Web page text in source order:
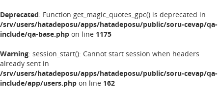
Deprecated: Function get_magic_quotes_gpc() is deprecated in
/srv/users/hatadeposu/apps/hatadeposu/public/soru-cevap/qa-
include/qa-base.php on line 1175
Warning: session_start(): Cannot start session when headers
already sent in
/srv/users/hatadeposu/apps/hatadeposu/public/soru-cevap/qa-
include/app/users.php on line 162